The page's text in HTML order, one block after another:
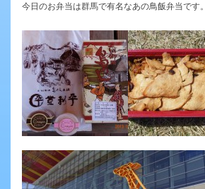
今日のお弁当は群馬で有名なあの鳥飯弁当です。